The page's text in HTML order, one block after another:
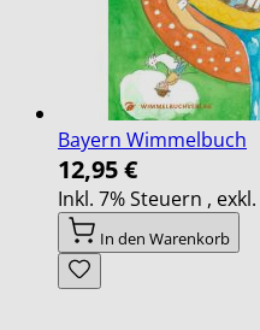
Bayern Wimmelbuch
12,95 €
Inkl. 7% Steuern , exkl.
In den Warenkorb